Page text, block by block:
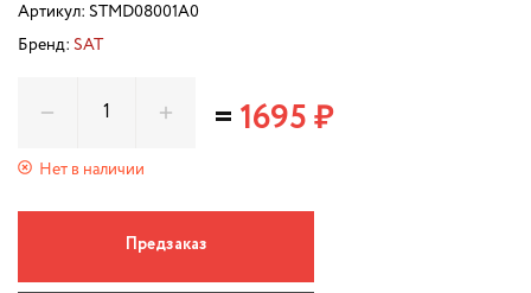
Артикул: STMD08001A0
Бренд: SAT
Нет в наличии
=1695 ₽
Предзаказ